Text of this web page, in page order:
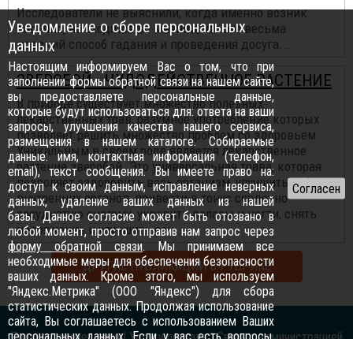
Исследователи не выяснили, когда именно возник
пасьянс, но сходятся во мнении, что это весьма
древний способ гадания и проведения досуга...
ЗВЕРОБОЙ - ЧУДОДЕЙСТВЕННОЕ РАСТЕНИЕ
В природе существует множество полезных
лекарственных трав, разумное употребление которых
позволяет решить множество проблем со здоровьем.
Уникальным в своем роде является лекарственное
растение зверобой. Это универсальная трава, которая
позволяет оздоровить весь организм, улучшить работу
внутренних органов, привести в тонус сердечно-
сосудистую систему, укрепить волосы и ногти, снять
напряжение и улучшить сон...
ДРУГИЕ ПУБЛИКАЦИИ В РУБРИКЕ
Уведомление о сборе персональных
данных
Настоящим информируем Вас о том, что при
заполнении формы обратной связи на нашем сайте,
вы предоставляете персональные данные,
которые будут использоваться для: ответа на ваши
запросы, улучшения качества нашего сервиса,
размещения в нашем каталоге. Собираемые
данные: имя, контактная информация (телефон,
email), текст сообщения. Вы имеете право на:
доступ к своим данным, исправление неверных
данных, удаление ваших данных из нашей
базы. Данное согласие может быть отозвано в
любой момент, просто отправив нам запрос через
форму обратной связи. Мы принимаем все
необходимые меры для обеспечения безопасности
ваших данных. Кроме этого, мы используем
"Яндекс.Метрика" (ООО "Яндекс") для сбора
статистических данных. Продолжая использование
сайта, Вы соглашаетесь с использованием Ваших